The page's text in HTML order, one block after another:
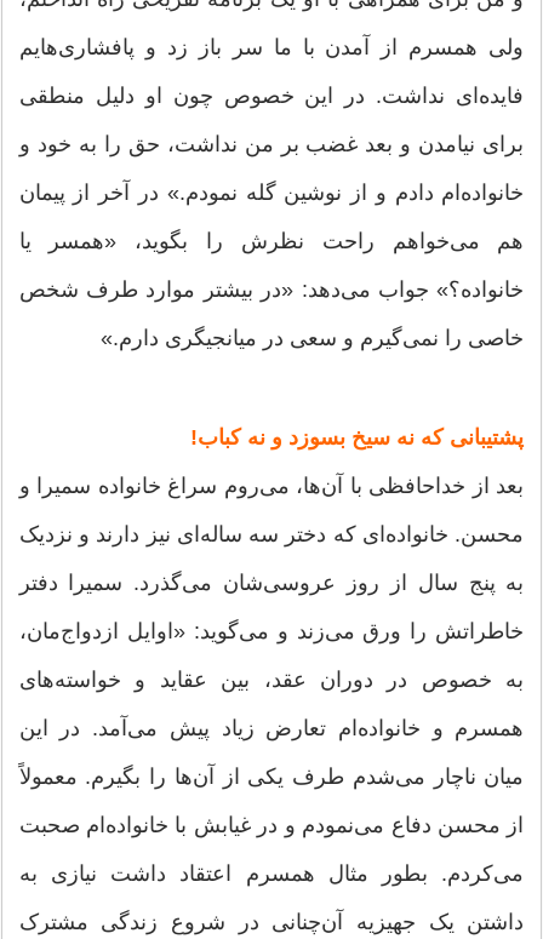
ولی همسرم از آمدن با ما سر باز زد و پافشاری‌هایم
فایده‌ای نداشت. در این خصوص چون او دلیل منطقی
برای نیامدن و بعد غضب بر من نداشت، حق را به خود و
خانواده‌ام دادم و از نوشین گله نمودم.» در آخر از پیمان
هم می‌خواهم راحت نظرش را بگوید، «همسر یا
خانواده؟» جواب می‌دهد: «در بیشتر موارد طرف شخص
خاصی را نمی‌گیرم و سعی در میانجیگری دارم.»
پشتیبانی که نه سیخ بسوزد و نه کباب!
بعد از خداحافظی با آن‌ها، می‌روم سراغ خانواده‌ سمیرا و
محسن. خانواده‌ای که دختر سه ساله‌ای نیز دارند و نزدیک
به پنج سال از روز عروسی‌شان می‌گذرد. سمیرا دفتر
خاطراتش را ورق می‌زند و می‌گوید: «اوایل ازدواج‌مان،
به خصوص در دوران عقد، بین عقاید و خواسته‌های
همسرم و خانواده‌ام تعارض زیاد پیش می‌آمد. در این
میان ناچار می‌شدم طرف یکی از آن‌ها را بگیرم. معمولاً
از محسن دفاع می‌نمودم و در غیابش با خانواده‌ام صحبت
می‌کردم. بطور مثال همسرم اعتقاد داشت نیازی به
داشتن یک جهیزیه آن‌چنانی در شروع زندگی مشترک